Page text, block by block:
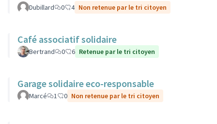
Dubillard 0 4 Non retenue par le tri citoyen
Café associatif solidaire
Bertrand 0 6 Retenue par le tri citoyen
Garage solidaire eco-responsable
Marcé 1 0 Non retenue par le tri citoyen